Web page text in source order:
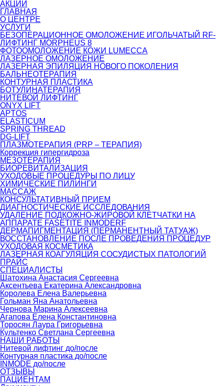
АКЦИИ
ГЛАВНАЯ
О ЦЕНТРЕ
УСЛУГИ
БЕЗОПЕРАЦИОННОЕ ОМОЛОЖЕНИЕ ИГОЛЬЧАТЫЙ RF-
ЛИФТИНГ MORPHEUS 8
ФОТООМОЛОЖЕНИЕ КОЖИ LUMECCA
ЛАЗЕРНОЕ ОМОЛОЖЕНИЕ
ЛАЗЕРНАЯ ЭПИЛЯЦИЯ НОВОГО ПОКОЛЕНИЯ
БАЛЬНЕОТЕРАПИЯ
КОНТУРНАЯ ПЛАСТИКА
БОТУЛИНАТЕРАПИЯ
НИТЕВОЙ ЛИФТИНГ
ONYX LIFT
APTOS
ELASTICUM
SPRING THREAD
DG-LIFT
ПЛАЗМОТЕРАПИЯ (PRP – ТЕРАПИЯ)
Коррекция гипергидроза
МЕЗОТЕРАПИЯ
БИОРЕВИТАЛИЗАЦИЯ
УХОДОВЫЕ ПРОЦЕДУРЫ ПО ЛИЦУ
ХИМИЧЕСКИЕ ПИЛИНГИ
МАССАЖ
КОНСУЛЬТАТИВНЫЙ ПРИЕМ
ДИАГНОСТИЧЕСКИЕ ИССЛЕДОВАНИЯ
УДАЛЕНИЕ ПОДКОЖНО-ЖИРОВОЙ КЛЕТЧАТКИ НА
АППАРАТЕ FASETITE INMODERF
ДЕРМАПИГМЕНТАЦИЯ (ПЕРМАНЕНТНЫЙ ТАТУАЖ)
ВОССТАНОВЛЕНИЕ ПОСЛЕ ПРОВЕДЕНИЯ ПРОЦЕДУР
УХОДОВАЯ КОСМЕТИКА
ЛАЗЕРНАЯ КОАГУЛЯЦИЯ СОСУДИСТЫХ ПАТОЛОГИЙ
ПРАЙС
СПЕЦИАЛИСТЫ
Шатохина Анастасия Сергеевна
Аксентьева Екатерина Александровна
Королева Елена Валерьевна
Гольман Яна Анатольевна
Чернова Марина Алексеевна
Агапова Елена Константиновна
Торосян Лаура Григорьевна
Культенко Светлана Сергеевна
НАШИ РАБОТЫ
Нитевой лифтинг до/после
Контурная пластика до/после
INMODE до/после
ОТЗЫВЫ
ПАЦИЕНТАМ